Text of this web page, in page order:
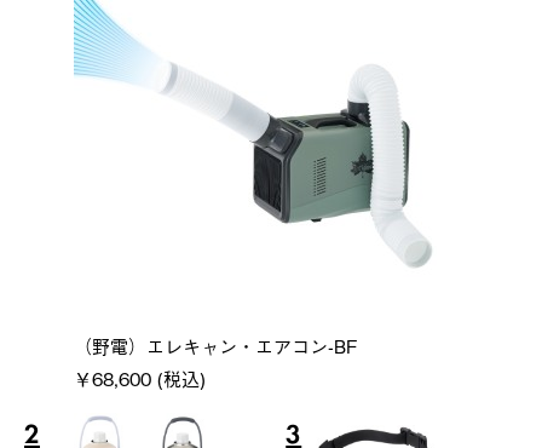
（野電）エレキャン・エアコン-BF
￥68,600 (税込)
2 3